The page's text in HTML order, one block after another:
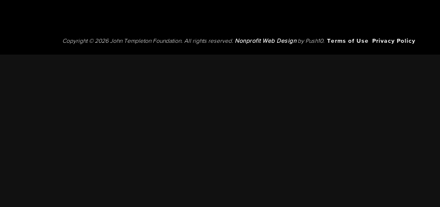
Copyright © 2026 John Templeton Foundation. All rights reserved. Nonprofit Web Designby Push10. Terms of Use Privacy Policy